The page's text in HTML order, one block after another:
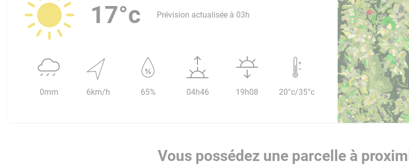
17°c Prévision actualisée à 03h
0mm 6km/h 65% 04h46 19h08 20°c/35°c
Vous possédez une parcelle à